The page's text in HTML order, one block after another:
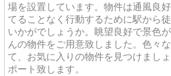
場を設置しています。物件は通風良
てることなく行動するために駅から
いかがでしょうか。眺望良好で景色
んの物件をご用意致しました。色々
て、お気に入りの物件を見つけまし
ポート致します。